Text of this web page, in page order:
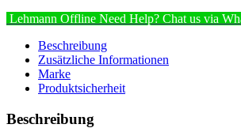
Lehmann Offline Need Help? Chat us via
Beschreibung
Zusätzliche Informationen
Marke
Produktsicherheit
Beschreibung